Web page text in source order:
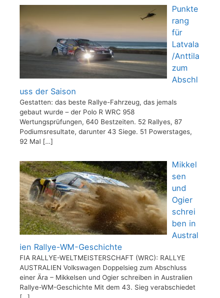
Punkte
rang
für
Latvala
/Anttila
zum
Abschl
uss der Saison
Gestatten: das beste Rallye-Fahrzeug, das jemals
gebaut wurde – der Polo R WRC 958
Wertungsprüfungen, 640 Bestzeiten. 52 Rallyes, 87
Podiumsresultate, darunter 43 Siege. 51 Powerstages,
92 Mal […]
Mikkel
sen
und
Ogier
schrei
ben in
Austral
ien Rallye-WM-Geschichte
FIA RALLYE-WELTMEISTERSCHAFT (WRC): RALLYE
AUSTRALIEN Volkswagen Doppelsieg zum Abschluss
einer Ära – Mikkelsen und Ogier schreiben in Australien
Rallye-WM-Geschichte Mit dem 43. Sieg verabschiedet